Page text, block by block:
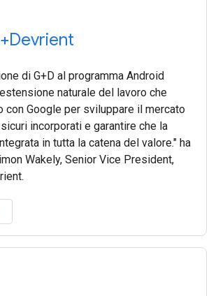
di G+D al programma Android
naturale del lavoro che
con Google per sviluppare il mercato
incorporati e garantire che la
in tutta la catena del valore." ha
Wakely, Senior Vice President,